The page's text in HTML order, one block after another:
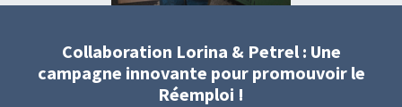
Collaboration Lorina & Petrel : Une
campagne innovante pour promouvoir le
Réemploi !